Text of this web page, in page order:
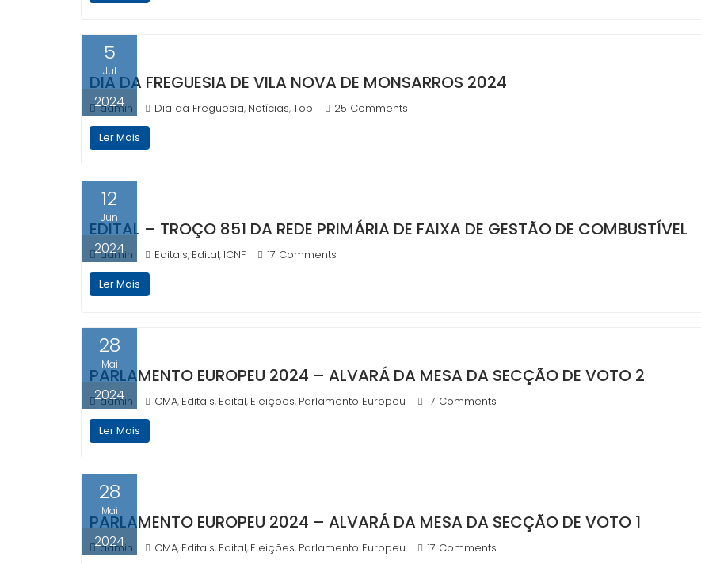
5
Jul
2024
DIA DA FREGUESIA DE VILA NOVA DE MONSARROS 2024
admin Dia da Freguesia, Notícias,Top
25 Comments
Ler Mais
12
Jun
2024
EDITAL – TROÇO 851 DA REDE PRIMÁRIA DE FAIXA DE GESTÃO DE COMBUSTÍVEL
admin Editais, Edital, ICNF
17 Comments
Ler Mais
28
Mai
2024
PARLAMENTO EUROPEU 2024 – ALVARÁ DA MESA DA SECÇÃO DE VOTO 2
admin CMA, Editais, Edital, Eleições, Parlamento Europeu
17 Comments
Ler Mais
28
Mai
2024
PARLAMENTO EUROPEU 2024 – ALVARÁ DA MESA DA SECÇÃO DE VOTO 1
admin CMA, Editais, Edital, Eleições, Parlamento Europeu
17 Comments